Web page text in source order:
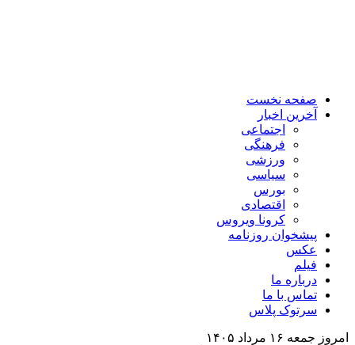
صفحه نخست
آخرین اخبار
اجتماعی
فرهنگی
ورزشی
سیاسی
بورس
اقتصادی
کرونا ویروس
پیشخوان روزنامه
عکس
فیلم
درباره ما
تماس با ما
سرتوک پلاس
امروز جمعه ۱۶ مرداد ۱۴۰۵